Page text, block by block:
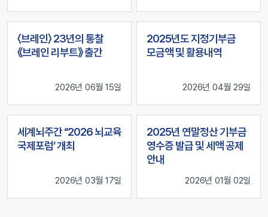
〈브레인〉 23년의 통찰
《브레인 리부트》 출간
2026년 06월 15일
2025년도 지정기부금
모금액 및 활용내역
2026년 04월 29일
세계뇌주간 ‘‘2026 뇌교육
국제포럼’ 개최
2026년 03월 17일
2025년 연말정산 기부금
영수증 발급 및 세액 공제
안내
2026년 01월 02일